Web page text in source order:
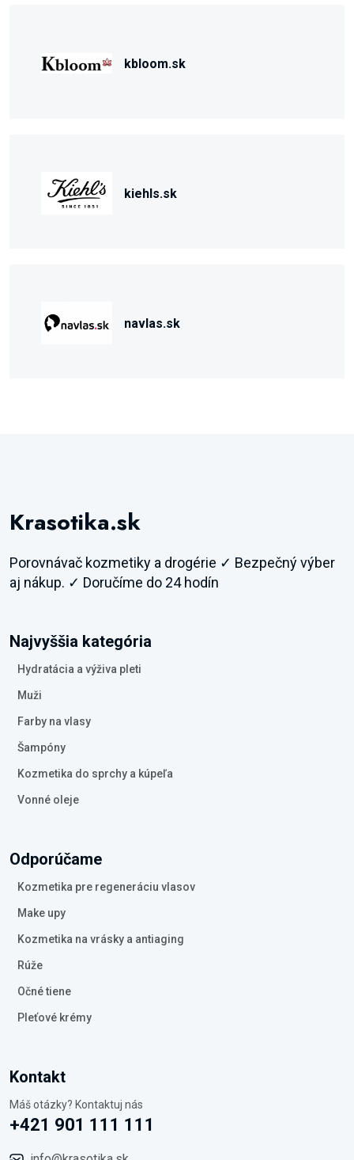
kbloom.sk
kiehls.sk
navlas.sk
Krasotika.sk
Porovnávač kozmetiky a drogérie ✓ Bezpečný výber
aj nákup. ✓ Doručíme do 24 hodín
Najvyššia kategória
Hydratácia a výživa pleti
Muži
Farby na vlasy
Šampóny
Kozmetika do sprchy a kúpeľa
Vonné oleje
Odporúčame
Kozmetika pre regeneráciu vlasov
Make upy
Kozmetika na vrásky a antiaging
Rúže
Očné tiene
Pleťové krémy
Kontakt
Máš otázky? Kontaktuj nás
+421 901 111 111